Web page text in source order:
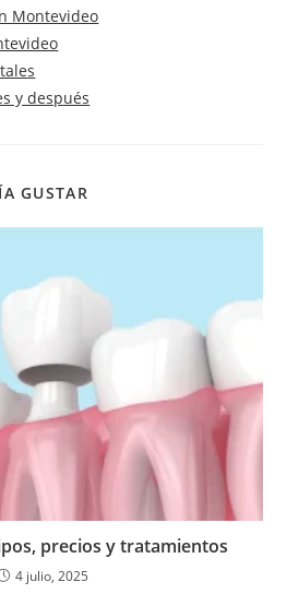
Montevideo
y después
GUSTAR
precios y tratamientos
4 julio, 2025